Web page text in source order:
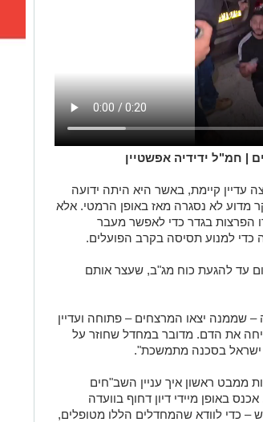
| חמ"ל ידידיה אפשטיין
עדיין קיימת, באשר היא היתה ידועה
מדוע לא נסגרה מאז באופן הרמטי. אלא
הפרצות בגדר כדי לאפשר מעבר
כדי למנוע תסיסה בקרב הפועלים.
עד להגעת כוח מג"ב, שעצר אותם
שממנה יצאו המרצחים – פתוחה ועדיין
את הדם. מדובר במחדל שחוזר על
ישראל בסכנה מתמשכת".
ממבט ראשון איך עניין השב"חים
באופן מיידי דיון דחוף בוועדה
– כדי לוודא שהמחדלים הללו מטופלים,